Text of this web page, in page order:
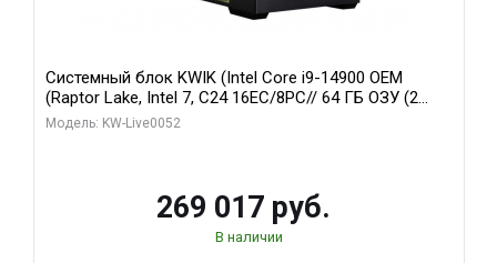
Системный блок KWIK (Intel Core i9-14900 OEM
(Raptor Lake, Intel 7, C24 16EC/8PC// 64 ГБ ОЗУ (2
модуля)/ Palit RTX5080 GAMINGPRO OC 16GB GDDR7
Модель: KW-Live0052
269 017 руб.
В наличии